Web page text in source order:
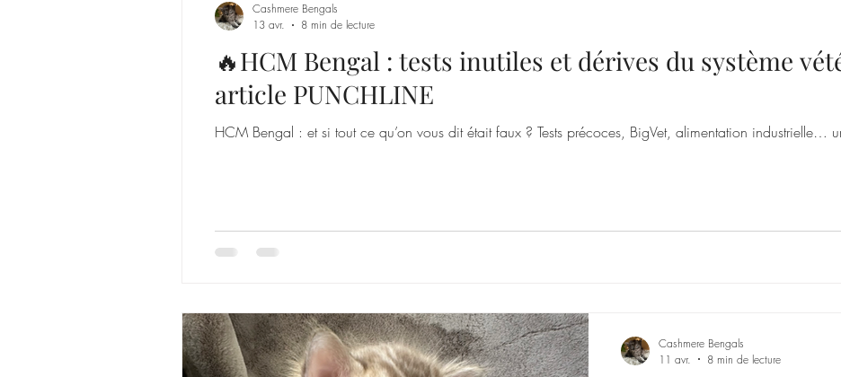
Standart du BENGAL Couleur Rare Bengal Chat et spiritualité Généralité ELEVAGE du
Ethologie du Bengal HISTOIRE DU CHAT GENE POIL LONG BENGAL
🔥HCM Bengal : tests inutiles et dérives du système
article PUNCHLINE
HCM Bengal : et si tout ce qu’on vous dit était faux ? Tests précoces, BigVet, alimentation industrielle…
Cashmere Bengals
13 avr.
8 min de lecture
Cashmere Bengals
11 avr.
8 min de lecture